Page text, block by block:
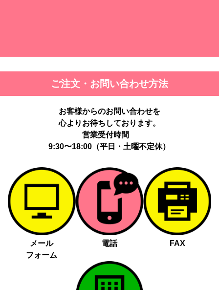
ご注文・お問い合わせ方法
お客様からのお問い合わせを
心よりお待ちしております。
営業受付時間
9:30〜18:00（平日・土曜不定休）
メール
フォーム
電話 FAX